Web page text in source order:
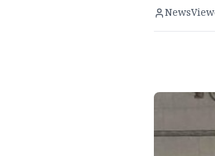
NewsView